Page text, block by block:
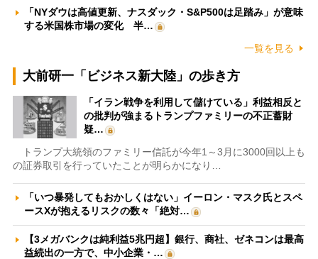
「NYダウは高値更新、ナスダック・S&P500は足踏み」が意味
する米国株市場の変化 半…
一覧を見る
大前研一「ビジネス新大陸」の歩き方
「イラン戦争を利用して儲けている」利益相反と
の批判が強まるトランプファミリーの不正蓄財
疑…
トランプ大統領のファミリー信託が今年1～3月に3000回以上も
の証券取引を行っていたことが明らかになり…
「いつ暴発してもおかしくはない」イーロン・マスク氏とスペ
ースXが抱えるリスクの数々「絶対…
【3メガバンクは純利益5兆円超】銀行、商社、ゼネコンは最高
益続出の一方で、中小企業・…